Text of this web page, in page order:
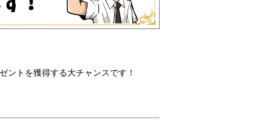
ントを獲得する大チャンスです！